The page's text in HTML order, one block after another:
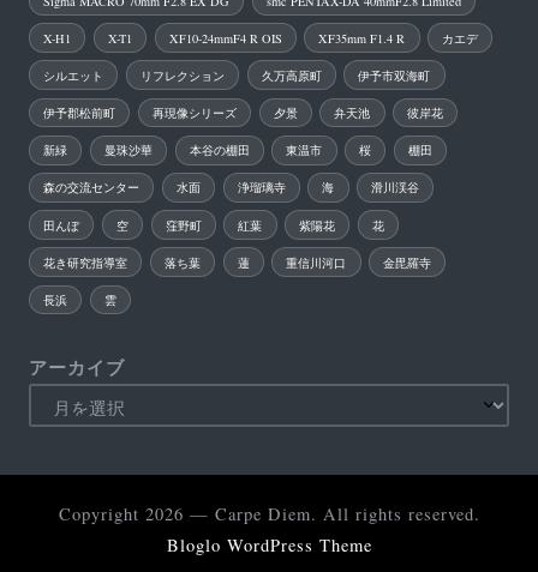
X-H1 X-T1 XF10-24mmF4 R OIS XF35mm F1.4 R カエデ
シルエット リフレクション 久万高原町 伊予市双海町
伊予郡松前町 再現像シリーズ 夕景 弁天池 彼岸花
新緑 曼珠沙華 本谷の棚田 東温市 桜 棚田
森の交流センター 水面 浄瑠璃寺 海 滑川渓谷
田んぼ 空 窪野町 紅葉 紫陽花 花
花き研究指導室 落ち葉 蓮 重信川河口 金毘羅寺
長浜 雲
アーカイブ
Copyright 2026 — Carpe Diem. All rights reserved.
Bloglo WordPress Theme